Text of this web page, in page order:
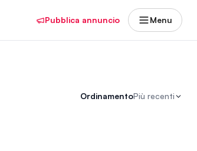
Pubblica annuncio Menu
OrdinamentoPiù recenti